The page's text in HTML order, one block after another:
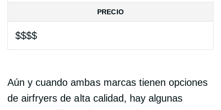
PRECIO
$$$$
Aún y cuando ambas marcas tienen opciones
de airfryers de alta calidad, hay algunas